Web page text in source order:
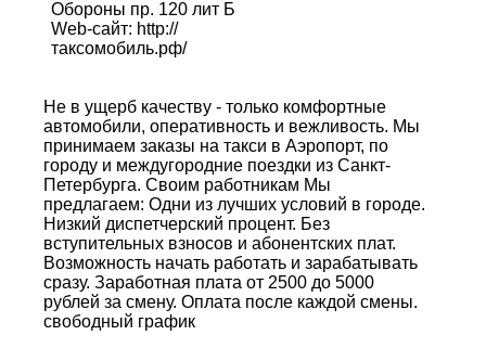
Обороны пр. 120 лит Б
Web-сайт: http://
таксомобиль.рф/
Не в ущерб качеству - только комфортные
автомобили, оперативность и вежливость. Мы
принимаем заказы на такси в Аэропорт, по
городу и междугородние поездки из Санкт-
Петербурга. Своим работникам Мы
предлагаем: Одни из лучших условий в городе.
Низкий диспетчерский процент. Без
вступительных взносов и абонентских плат.
Возможность начать работать и зарабатывать
сразу. Заработная плата от 2500 до 5000
рублей за смену. Оплата после каждой смены.
свободный график